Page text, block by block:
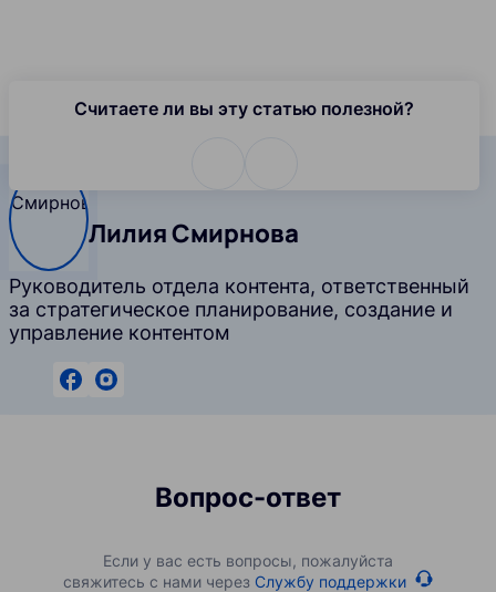
Считаете ли вы эту статью полезной?
Лилия Смирнова
Руководитель отдела контента, ответственный
за стратегическое планирование, создание и
управление контентом
Вопрос-ответ
Если у вас есть вопросы, пожалуйста
свяжитесь с нами через Службу поддержки